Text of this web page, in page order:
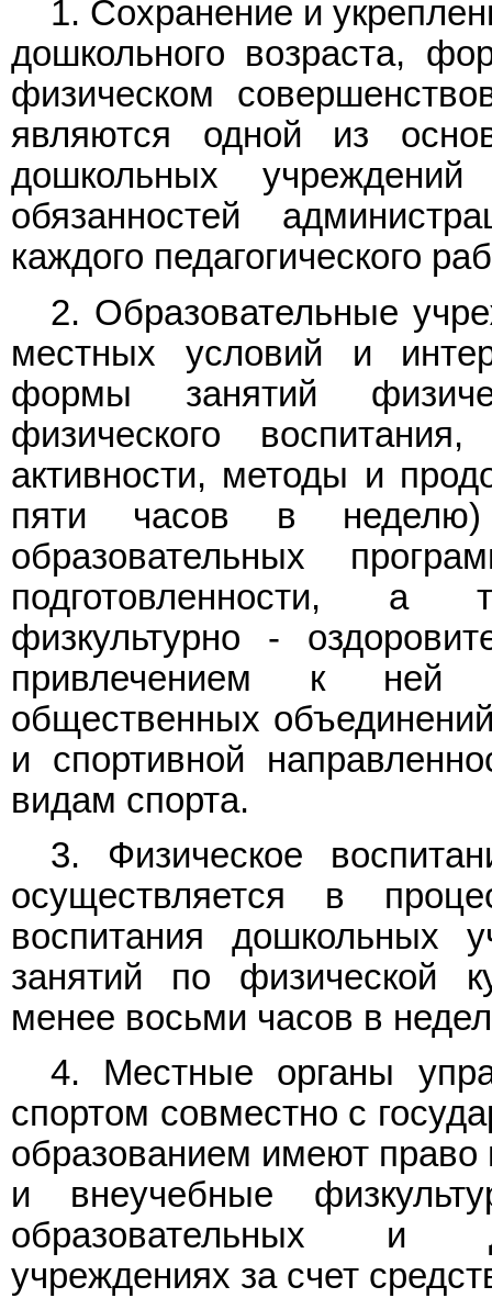
1. Сохранение и
дошкольного возраста,
физическом
являются одной из
дошкольных
обязанностей
каждого педагогического
2. Образовательные
местных условий и
формы занятий
физического
активности, методы и
пяти часов в неделю)
образовательных
подготовленности, а
физкультурно -
привлечением к ней
общественных
и спортивной
видам спорта.
3. Физическое
осуществляется в
воспитания дошкольных
занятий по физической
менее восьми часов в
4. Местные органы
спортом совместно с
образованием имеют право
и внеучебные
образовательных и
учреждениях за счет